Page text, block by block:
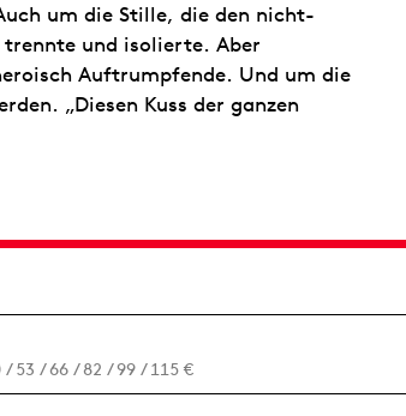
um die Stille, die den nicht-
trennte und isolierte. Aber
Auftrumpfende. Und um die
„Diesen Kuss der ganzen
/ 53 / 66 / 82 / 99 / 115 €